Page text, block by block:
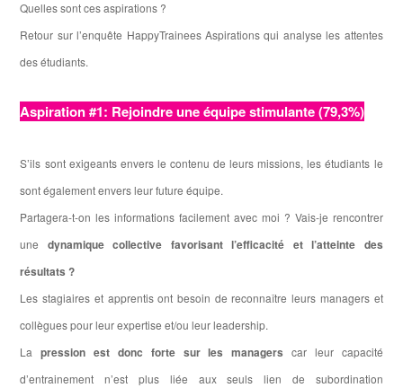
Quelles sont ces aspirations ?
Retour sur l’enquête HappyTrainees Aspirations qui analyse les attentes
des étudiants.
Aspiration #1: Rejoindre une équipe stimulante (79,3%)
S’ils sont exigeants envers le contenu de leurs missions, les étudiants le
sont également envers leur future équipe.
Partagera-t-on les informations facilement avec moi ? Vais-je rencontrer
une dynamique collective favorisant l’efficacité et l’atteinte des
résultats ?
Les stagiaires et apprentis ont besoin de reconnaître leurs managers et
collègues pour leur expertise et/ou leur leadership.
Lapression est donc forte sur les managers car leur capacité
d’entrainement n’est plus liée aux seuls lien de subordination